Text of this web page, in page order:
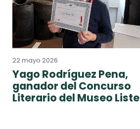
22 mayo 2026
Yago Rodríguez Pena,
ganador del Concurso
Literario del Museo Liste